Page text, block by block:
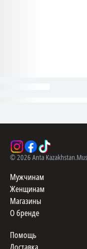
©2026 Anta Kazakhstan.
Мужчинам
Женщинам
Магазины
О бренде
Помощь